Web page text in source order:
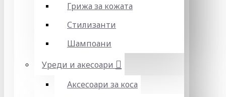
Грижа за кожата
Стилизанти
Шампоани
Уреди и акесоари
Аксесоари за коса